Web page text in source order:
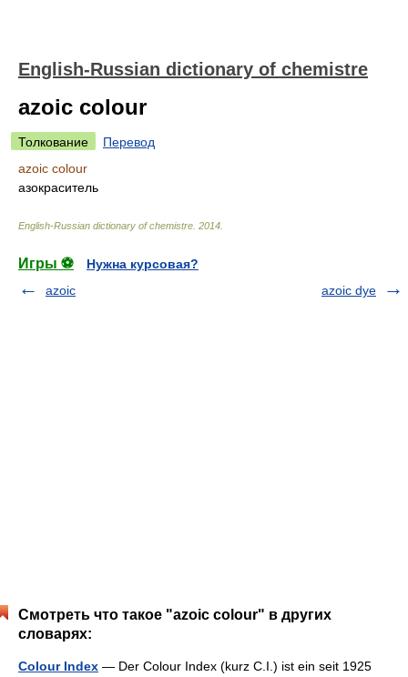
English-Russian dictionary of chemistre
azoic colour
Толкование
Перевод
azoic colour
азокраситель
English-Russian dictionary of chemistre 2014
Игры ⚽
Нужна курсовая?
azoic
azoic dye
Смотреть что такое "azoic colour" в других
словарях:
Colour Index — Der Colour Index (kurz C.I.) ist ein seit 1925